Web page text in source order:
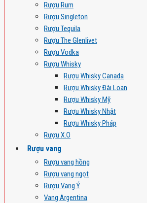
Rượu Rum
Rượu Singleton
Rượu Tequila
Rượu The Glenlivet
Rượu Vodka
Rượu Whisky
Rượu Whisky Canada
Rượu Whisky Đài Loan
Rượu Whisky Mỹ
Rượu Whisky Nhật
Rượu Whisky Pháp
Rượu X.O
Rượu vang
Rượu vang hồng
Rượu vang ngọt
Rượu Vang Ý
Vang Argentina